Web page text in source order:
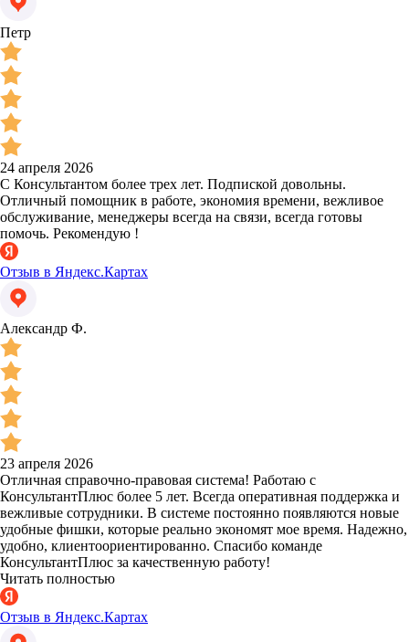
Петр
24 апреля 2026
С Консультантом более трех лет. Подпиской довольны.
Отличный помощник в работе, экономия времени, вежливое
обслуживание, менеджеры всегда на связи, всегда готовы
помочь. Рекомендую !
Отзыв в Яндекс.Картах
Александр Ф.
23 апреля 2026
Отличная справочно-правовая система! Работаю с
КонсультантПлюс более 5 лет. Всегда оперативная поддержка и
вежливые сотрудники. В системе постоянно появляются новые
удобные фишки, которые реально экономят мое время. Надежно,
удобно, клиентоориентированно. Спасибо команде
КонсультантПлюс за качественную работу!
Читать полностью
Отзыв в Яндекс.Картах